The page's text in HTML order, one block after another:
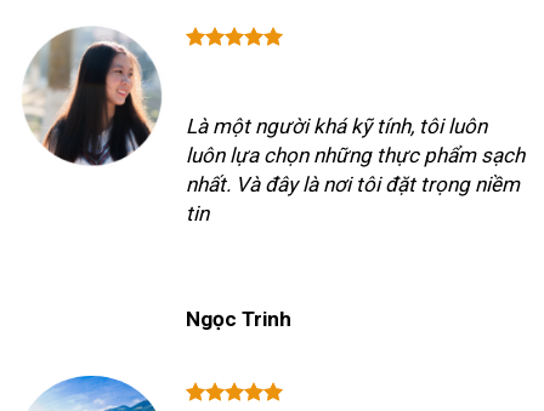
Là một người khá kỹ tính, tôi luôn
luôn lựa chọn những thực phẩm sạch
nhất. Và đây là nơi tôi đặt trọng niềm
tin
Ngọc Trinh